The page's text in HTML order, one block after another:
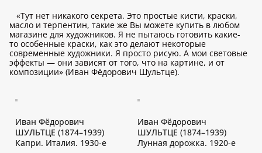
«Тут нет никакого секрета. Это простые кисти, краски,
масло и терпентин, такие же Вы можете купить в любом
магазине для художников. Я не пытаюсь готовить какие-
то особенные краски, как это делают некоторые
современные художники. Я просто рисую. А мои световые
эффекты — они зависят от того, что на картине, и от
композиции» (Иван Фёдорович Шультце).
Иван Фёдорович
ШУЛЬТЦЕ (1874–1939)
Капри. Италия. 1930-е
Иван Фёдорович
ШУЛЬТЦЕ (1874–1939)
Лунная дорожка. 1920-е